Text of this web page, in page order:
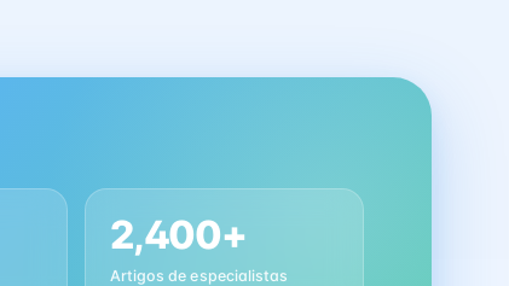
2,400+
Artigos de especialistas